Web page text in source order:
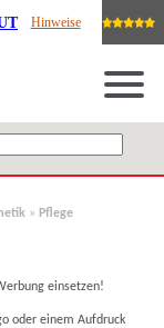
Hinweise
» Pflege
einsetzen!
oder einem Aufdruck